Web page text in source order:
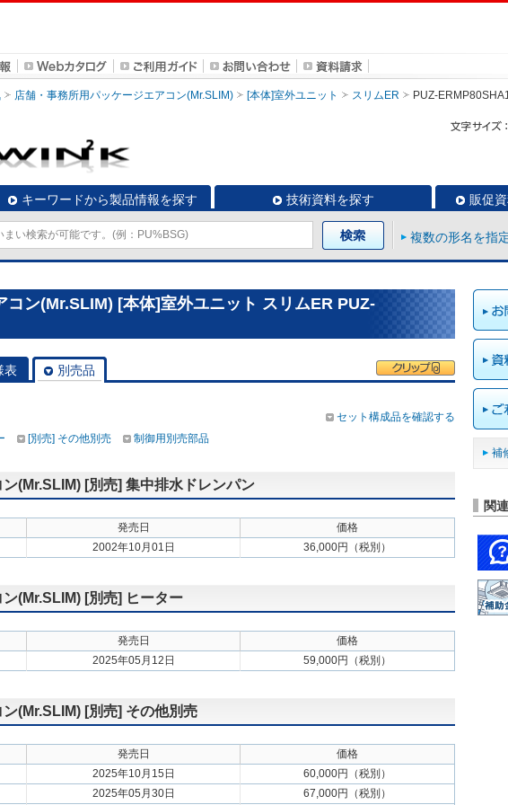
店舗・事務所用パッケージエアコン(Mr.SLIM) [本体]室外ユニット スリムER PUZ-
キーワードから製品情報を探す 技術資料を探す 販促
複数の形名を指
コン(Mr.SLIM) [本体]室外ユニット スリムER PUZ-
表 別売品
セット構成品を確認する
[別売] その他別売 制御用別売部品
(Mr.SLIM) [別売] 集中排水ドレンパン
発売日
価格
2002年10月01日 36,000円（税別）
(Mr.SLIM) [別売] ヒーター
発売日
価格
2025年05月12日 59,000円（税別）
(Mr.SLIM) [別売] その他別売
発売日
価格
2025年10月15日
60,000円（税別）
2025年05月30日
67,000円（税別）
補
関